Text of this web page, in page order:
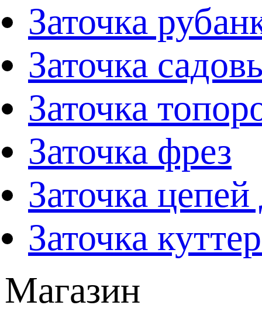
Заточка
Заточка
Заточка
Заточка фрез
Заточка
Заточка
Магазин